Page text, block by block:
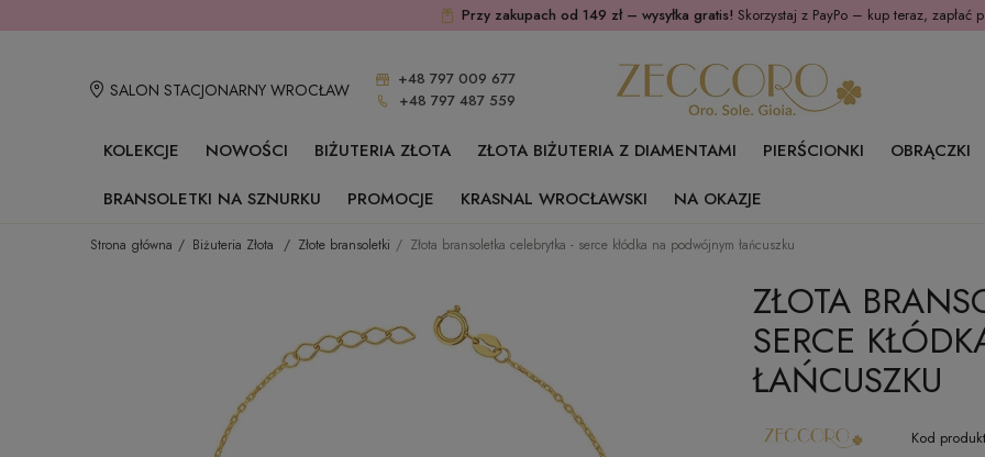
Przy zakupach od 149 zł – wysyłka gratis! Skorzystaj z PayPo – kup teraz, zapłać
SALON STACJONARNY WROCŁAW
+48 797 009 677
+48 797 487 559
KOLEKCJE NOWOŚCI BIŻUTERIA ZŁOTA ZŁOTA BIŻUTERIA Z DIAMENTAMI PIERŚCIONKI
OBRĄCZKI
BRANSOLETKI NA SZNURKU
PROMOCJE KRASNAL WROCŁAWSKI NA OKAZJE
Strona główna Biżuteria Złota Złote bransoletki Złota bransoletka celebrytka - serce kłódka na podwójnym łańcuszku
ZŁOTA
SERCE
ŁAŃCUSZKU
Kod